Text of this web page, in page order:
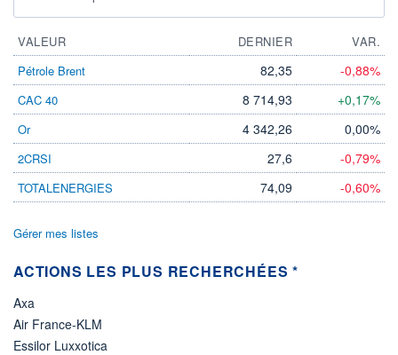
Non éligible
Boursobank
+ PORTEFEUILLE + LISTE
VALEUR DERNIER
VAR.
Pétrole Brent
82,35 -0,88%
CAC 40 8 714,93 +0,17%
Or 4 342,26 0,00%
2CRSI 27,6 -0,79%
TOTALENERGIES 74,09 -0,60%
Gérer mes listes
ACTIONS LES PLUS RECHERCHÉES *
Axa
Air France-KLM
Essilor Luxxotica